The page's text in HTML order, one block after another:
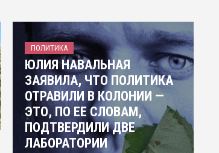
ПОЛИТИКА
ЮЛИЯ НАВАЛЬНАЯ
ЗАЯВИЛА, ЧТО ПОЛИТИКА
ОТРАВИЛИ В КОЛОНИИ —
ЭТО, ПО ЕЕ СЛОВАМ,
ПОДТВЕРДИЛИ ДВЕ
ЛАБОРАТОРИИ